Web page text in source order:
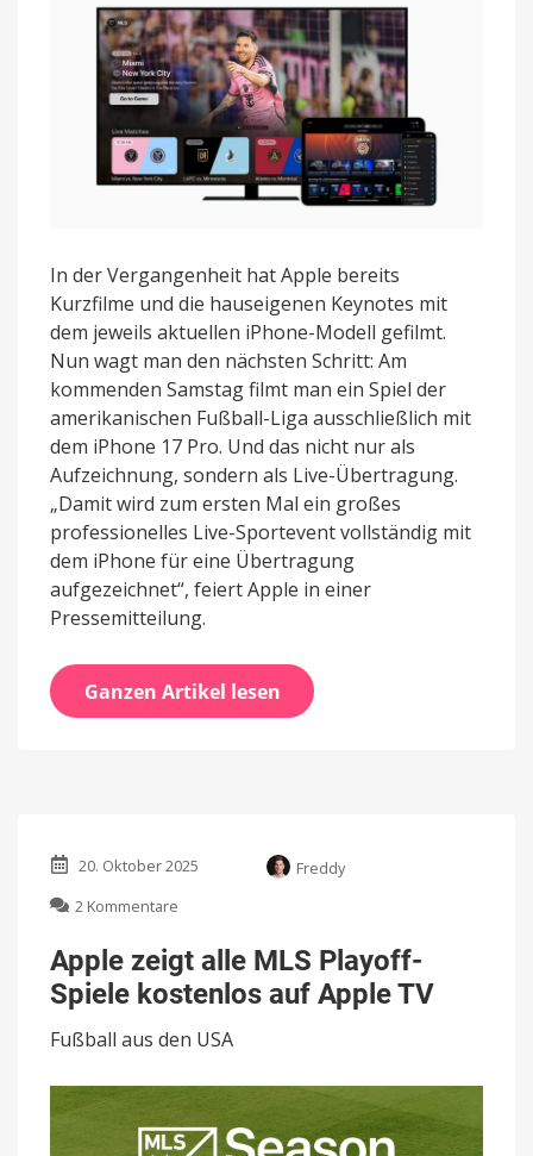
In der Vergangenheit hat Apple bereits
Kurzfilme und die hauseigenen Keynotes mit
dem jeweils aktuellen iPhone-Modell gefilmt.
Nun wagt man den nächsten Schritt: Am
kommenden Samstag filmt man ein Spiel der
amerikanischen Fußball-Liga ausschließlich mit
dem iPhone 17 Pro. Und das nicht nur als
Aufzeichnung, sondern als Live-Übertragung.
„Damit wird zum ersten Mal ein großes
professionelles Live-Sportevent vollständig mit
dem iPhone für eine Übertragung
aufgezeichnet“, feiert Apple in einer
Pressemitteilung.
Ganzen Artikel lesen
20. Oktober 2025
Freddy
2 Kommentare
zeigt
alle
MLS
Spiele
auf
TV
Apple zeigt alle MLS Playoff-
Spiele kostenlos auf Apple TV
Fußball aus den USA